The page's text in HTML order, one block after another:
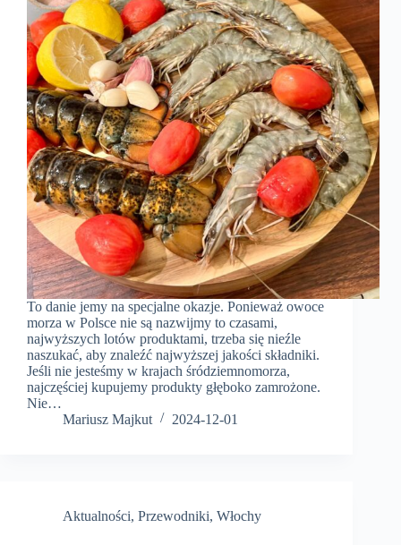
To danie jemy na specjalne okazje. Ponieważ owoce
morza w Polsce nie są nazwijmy to czasami,
najwyższych lotów produktami, trzeba się nieźle
naszukać, aby znaleźć najwyższej jakości składniki.
Jeśli nie jesteśmy w krajach śródziemnomorza,
najczęściej kupujemy produkty głęboko zamrożone.
Nie…
Mariusz Majkut
2024-12-01
Aktualności, Przewodniki, Włochy